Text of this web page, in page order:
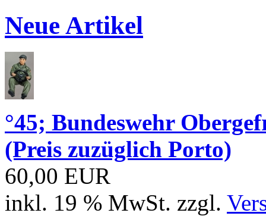
Neue Artikel
°45; Bundeswehr
(Preis zuzüglich Porto)
60,00 EUR
inkl. 19 % MwSt. zzgl.